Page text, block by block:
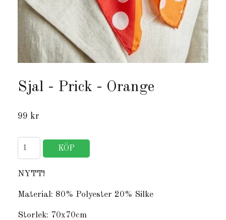
Sjal - Prick - Orange
99 kr
NYTT!
Material: 80% Polyester 20% Silke
Storlek: 70x70cm